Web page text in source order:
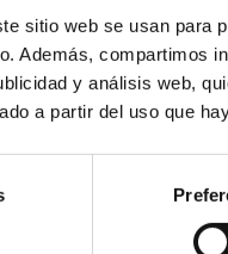
sitio web se usan para
Además, compartimos
y análisis web,
a partir del uso que
from the prison –Los